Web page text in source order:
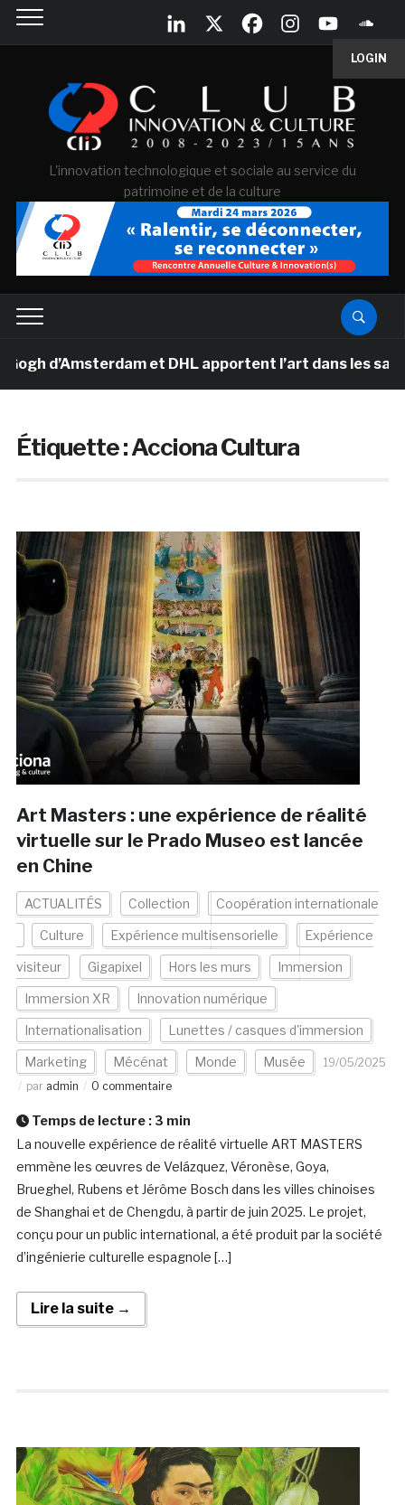
LOGIN
L'innovation technologique et sociale au service du
patrimoine et de la culture
d’Amsterdam et DHL apportent l’art dans les salles
Étiquette :Acciona Cultura
Art Masters : une expérience de réalité
virtuelle sur le Prado Museo est lancée
en Chine
ACTUALITÉS Collection Coopération internationale
Culture Expérience multisensorielle Expérience
visiteur Gigapixel Hors les murs Immersion
Immersion XR Innovation numérique
Internationalisation Lunettes / casques d'immersion
Marketing Mécénat Monde Musée
19/05/2025
par admin 0 commentaire
Temps de lecture : 3 min
La nouvelle expérience de réalité virtuelle ART MASTERS
emmène les œuvres de Velázquez, Véronèse, Goya,
Brueghel, Rubens et Jérôme Bosch dans les villes chinoises
de Shanghai et de Chengdu, à partir de juin 2025. Le projet,
conçu pour un public international, a été produit par la société
d’ingénierie culturelle espagnole […]
Lire la suite →